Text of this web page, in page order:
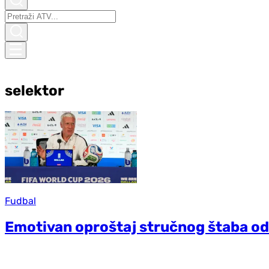
selektor
Fudbal
Emotivan oproštaj stručnog štaba od